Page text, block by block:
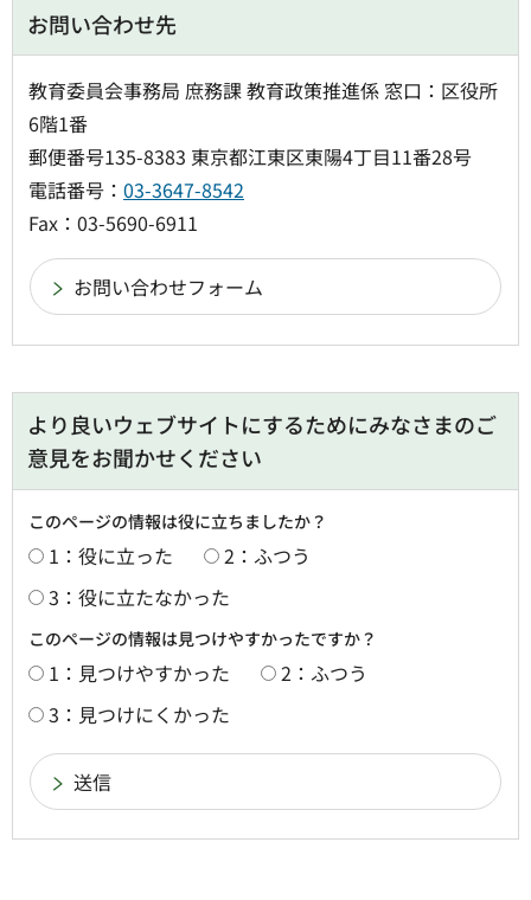
お問い合わせ先
教育委員会事務局 庶務課 教育政策推進係 窓口：区役所
6階1番
郵便番号135-8383 東京都江東区東陽4丁目11番28号
電話番号： 03-3647-8542
Fax：03-5690-6911
より良いウェブサイトにするためにみなさまのご
意見をお聞かせください
このページの情報は役に立ちましたか？
1：役に立った
2：ふつう
3：役に立たなかった
このページの情報は見つけやすかったですか？
1：見つけやすかった
2：ふつう
3：見つけにくかった